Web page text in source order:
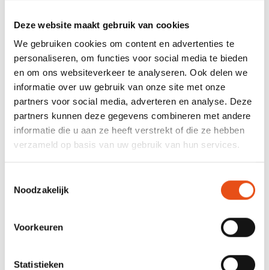
Deze website maakt gebruik van cookies
We gebruiken cookies om content en advertenties te
personaliseren, om functies voor social media te bieden
en om ons websiteverkeer te analyseren. Ook delen we
informatie over uw gebruik van onze site met onze
partners voor social media, adverteren en analyse. Deze
partners kunnen deze gegevens combineren met andere
informatie die u aan ze heeft verstrekt of die ze hebben
verzameld op basis van uw gebruik van hun services.
Noodzakelijk
Voorkeuren
Statistieken
€ 885,00excl. BTW
Inschrijven
Bekijk lesdata
Ook interessant voor jou
Vanaf